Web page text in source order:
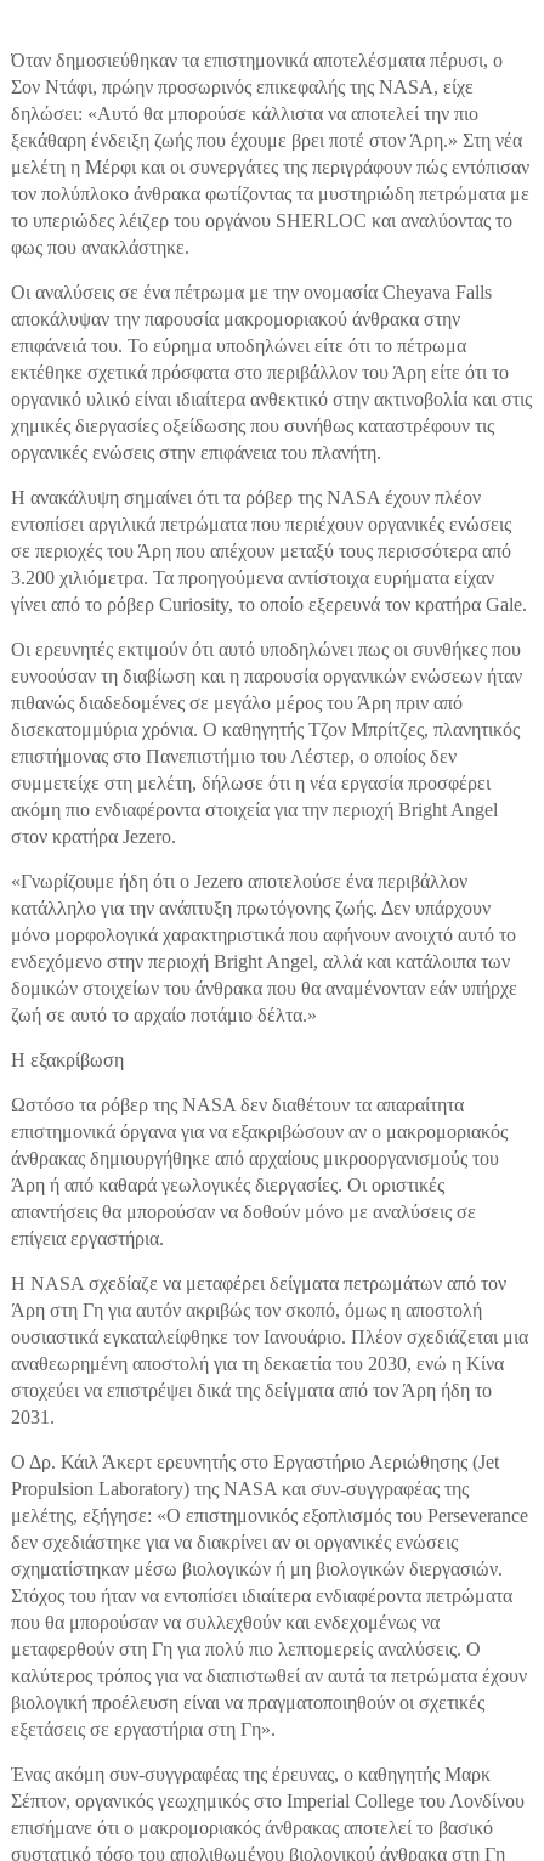
Όταν δημοσιεύθηκαν τα επιστημονικά αποτελέσματα πέρυσι, ο
Σον Ντάφι, πρώην προσωρινός επικεφαλής της NASA, είχε
δηλώσει: «Αυτό θα μπορούσε κάλλιστα να αποτελεί την πιο
ξεκάθαρη ένδειξη ζωής που έχουμε βρει ποτέ στον Άρη.» Στη νέα
μελέτη η Μέρφι και οι συνεργάτες της περιγράφουν πώς εντόπισαν
τον πολύπλοκο άνθρακα φωτίζοντας τα μυστηριώδη πετρώματα με
το υπεριώδες λέιζερ του οργάνου SHERLOC και αναλύοντας το
φως που ανακλάστηκε.
Οι αναλύσεις σε ένα πέτρωμα με την ονομασία Cheyava Falls
αποκάλυψαν την παρουσία μακρομοριακού άνθρακα στην
επιφάνειά του. Το εύρημα υποδηλώνει είτε ότι το πέτρωμα
εκτέθηκε σχετικά πρόσφατα στο περιβάλλον του Άρη είτε ότι το
οργανικό υλικό είναι ιδιαίτερα ανθεκτικό στην ακτινοβολία και στις
χημικές διεργασίες οξείδωσης που συνήθως καταστρέφουν τις
οργανικές ενώσεις στην επιφάνεια του πλανήτη.
Η ανακάλυψη σημαίνει ότι τα ρόβερ της NASA έχουν πλέον
εντοπίσει αργιλικά πετρώματα που περιέχουν οργανικές ενώσεις
σε περιοχές του Άρη που απέχουν μεταξύ τους περισσότερα από
3.200 χιλιόμετρα. Τα προηγούμενα αντίστοιχα ευρήματα είχαν
γίνει από το ρόβερ Curiosity, το οποίο εξερευνά τον κρατήρα Gale.
Οι ερευνητές εκτιμούν ότι αυτό υποδηλώνει πως οι συνθήκες που
ευνοούσαν τη διαβίωση και η παρουσία οργανικών ενώσεων ήταν
πιθανώς διαδεδομένες σε μεγάλο μέρος του Άρη πριν από
δισεκατομμύρια χρόνια. Ο καθηγητής Τζον Μπρίτζες, πλανητικός
επιστήμονας στο Πανεπιστήμιο του Λέστερ, ο οποίος δεν
συμμετείχε στη μελέτη, δήλωσε ότι η νέα εργασία προσφέρει
ακόμη πιο ενδιαφέροντα στοιχεία για την περιοχή Bright Angel
στον κρατήρα Jezero.
«Γνωρίζουμε ήδη ότι ο Jezero αποτελούσε ένα περιβάλλον
κατάλληλο για την ανάπτυξη πρωτόγονης ζωής. Δεν υπάρχουν
μόνο μορφολογικά χαρακτηριστικά που αφήνουν ανοιχτό αυτό το
ενδεχόμενο στην περιοχή Bright Angel, αλλά και κατάλοιπα των
δομικών στοιχείων του άνθρακα που θα αναμένονταν εάν υπήρχε
ζωή σε αυτό το αρχαίο ποτάμιο δέλτα.»
Η εξακρίβωση
Ωστόσο τα ρόβερ της NASA δεν διαθέτουν τα απαραίτητα
επιστημονικά όργανα για να εξακριβώσουν αν ο μακρομοριακός
άνθρακας δημιουργήθηκε από αρχαίους μικροοργανισμούς του
Άρη ή από καθαρά γεωλογικές διεργασίες. Οι οριστικές
απαντήσεις θα μπορούσαν να δοθούν μόνο με αναλύσεις σε
επίγεια εργαστήρια.
Η NASA σχεδίαζε να μεταφέρει δείγματα πετρωμάτων από τον
Άρη στη Γη για αυτόν ακριβώς τον σκοπό, όμως η αποστολή
ουσιαστικά εγκαταλείφθηκε τον Ιανουάριο. Πλέον σχεδιάζεται μια
αναθεωρημένη αποστολή για τη δεκαετία του 2030, ενώ η Κίνα
στοχεύει να επιστρέψει δικά της δείγματα από τον Άρη ήδη το
2031.
Ο Δρ. Κάιλ Άκερτ ερευνητής στο Εργαστήριο Αεριώθησης (Jet
Propulsion Laboratory) της NASA και συν-συγγραφέας της
μελέτης, εξήγησε: «Ο επιστημονικός εξοπλισμός του Perseverance
δεν σχεδιάστηκε για να διακρίνει αν οι οργανικές ενώσεις
σχηματίστηκαν μέσω βιολογικών ή μη βιολογικών διεργασιών.
Στόχος του ήταν να εντοπίσει ιδιαίτερα ενδιαφέροντα πετρώματα
που θα μπορούσαν να συλλεχθούν και ενδεχομένως να
μεταφερθούν στη Γη για πολύ πιο λεπτομερείς αναλύσεις. Ο
καλύτερος τρόπος για να διαπιστωθεί αν αυτά τα πετρώματα έχουν
βιολογική προέλευση είναι να πραγματοποιηθούν οι σχετικές
εξετάσεις σε εργαστήρια στη Γη».
Ένας ακόμη συν-συγγραφέας της έρευνας, ο καθηγητής Μαρκ
Σέπτον, οργανικός γεωχημικός στο Imperial College του Λονδίνου
επισήμανε ότι ο μακρομοριακός άνθρακας αποτελεί το βασικό
συστατικό τόσο του απολιθωμένου βιολογικού άνθρακα στη Γη